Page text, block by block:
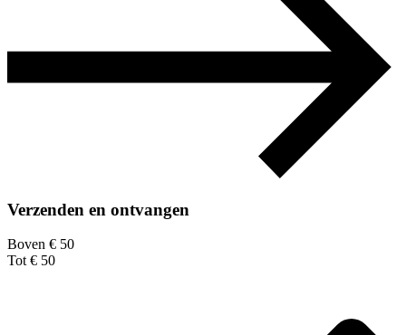
Verzenden en ontvangen
Boven € 50
Tot € 50